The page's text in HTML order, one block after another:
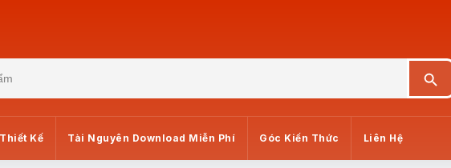
Kế Tài Nguyên Download Miễn Phí Góc Kiến Thức Liên Hệ